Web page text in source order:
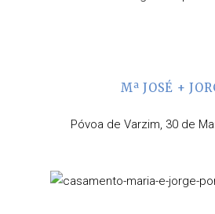
Mª JOSÉ +
Póvoa de Varzim, 30 de